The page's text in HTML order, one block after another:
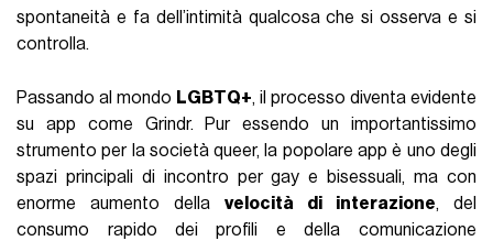
spontaneità e fa dell’intimità qualcosa che si osserva e si
controlla.
Passando al mondo LGBTQ+, il processo diventa evidente
su app come Grindr. Pur essendo un importantissimo
strumento per la società queer, la popolare app è uno degli
spazi principali di incontro per gay e bisessuali, ma con
enorme aumento della velocità di interazione, del
consumo rapido dei profili e della comunicazione